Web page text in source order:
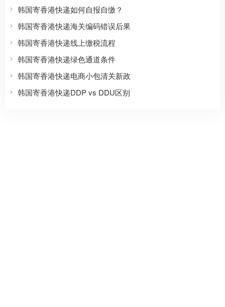
韩国寄香港快递如何自报自缴？
韩国寄香港快递海关编码错误后果
韩国寄香港快递线上缴税流程
韩国寄香港快递绿色通道条件
韩国寄香港快递电商小包清关新政
韩国寄香港快递DDP vs DDU区别